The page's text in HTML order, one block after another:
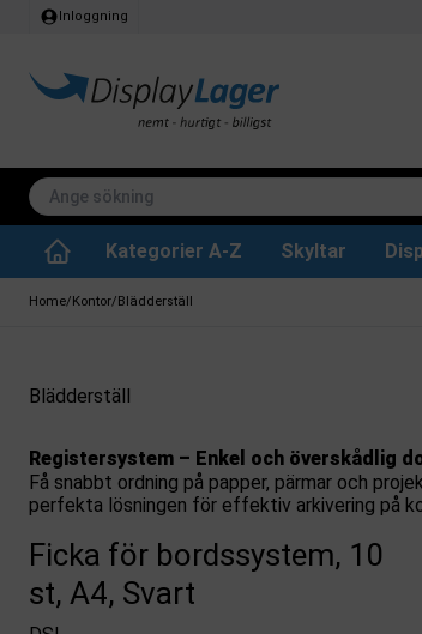
Inloggning
Kategorier A-Z Skyltar
Home/Kontor/Blädderställ
Blädderställ
Registersystem – Enkel och överskådlig
Få snabbt ordning på papper, pärmar och
perfekta lösningen för effektiv arkivering på
Ficka för bordssystem, 10
st, A4, Svart